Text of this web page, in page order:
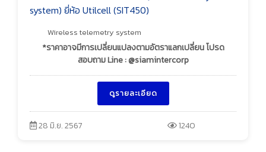
system) ยี่ห้อ Utilcell (SIT450)
Wireless telemetry system
*ราคาอาจมีการเปลี่ยนแปลงตามอัตราแลกเปลี่ยน โปรด
สอบถาม Line : @siamintercorp
ดูรายละเอียด
28 มิ.ย. 2567 1240